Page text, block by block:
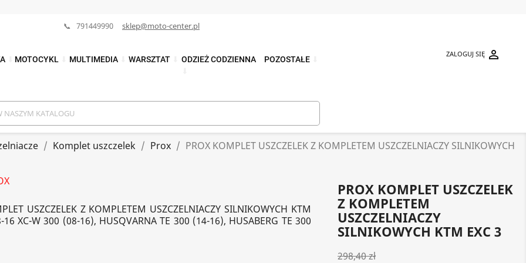
📞 791449990 sklep@moto-center.pl
MOTOCYKL MULTIMEDIA WARSZTAT
ODZIEŻ CODZIENNA
POZOSTAŁE


ZALOGUJ SIĘ
Komplet uszczelek Prox PROX KOMPLET USZCZELEK Z KOMPLETEM USZCZELNIACZY SILNIKOWYCH
USZCZELEK Z KOMPLETEM USZCZELNIACZY SILNIKOWYCH KTM
16 XC-W 300 (08-16), HUSQVARNA TE 300 (14-16), HUSABERG TE 300
PROX KOMPLET USZCZELEK
Z KOMPLETEM
USZCZELNIACZY
SILNIKOWYCH KTM EXC 3
298,40 zł